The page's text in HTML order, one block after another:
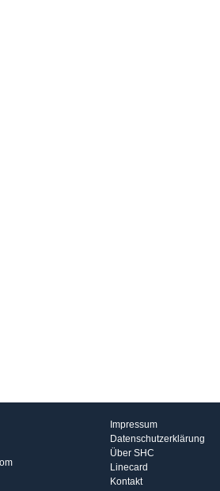
Impressum
Datenschutzerklärung
Über SHC
Linecard
Kontakt